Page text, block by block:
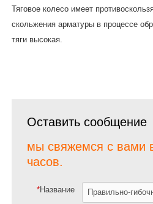
Тяговое колесо имеет
скольжения арматуры в процессе
тяги высокая.
Оставить сообщение
мы свяжемся с вами
часов.
*Название